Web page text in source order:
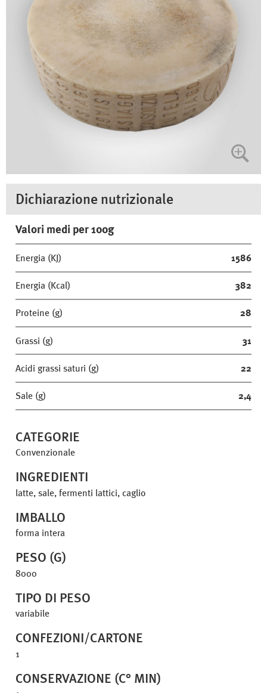
Dichiarazione nutrizionale
Valori medi per 100g
Energia (KJ) 1586
Energia (Kcal) 382
Proteine (g) 28
Grassi (g) 31
Acidi grassi saturi (g) 22
Sale (g) 2,4
CATEGORIE
Convenzionale
INGREDIENTI
latte, sale, fermenti lattici, caglio
IMBALLO
forma intera
PESO (G)
8000
TIPO DI PESO
variabile
CONFEZIONI/CARTONE
1
CONSERVAZIONE (C° MIN)